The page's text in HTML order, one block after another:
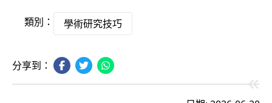
類別： 學術研究技巧
分享到：